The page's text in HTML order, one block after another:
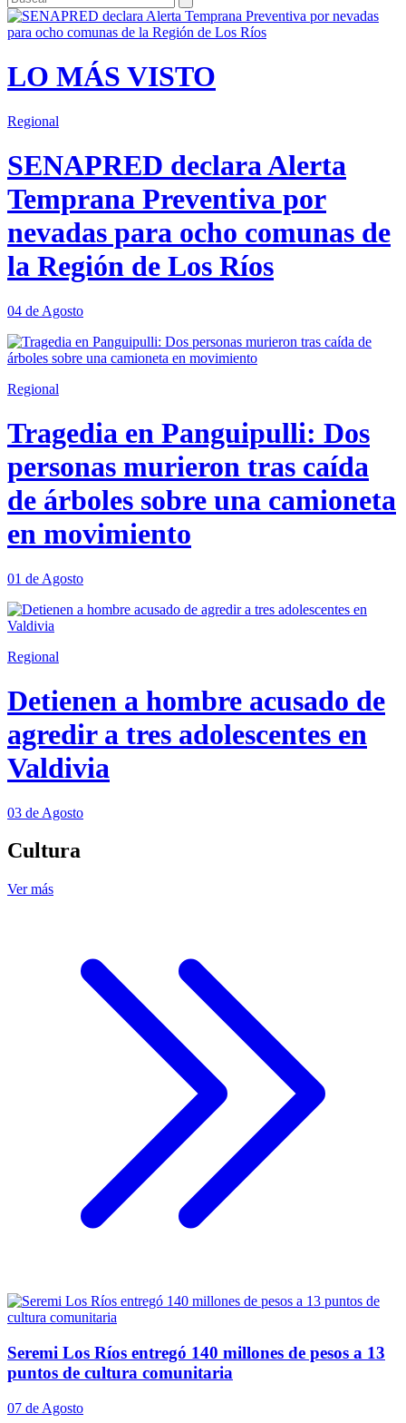
LO MÁS VISTO
Regional
SENAPRED declara Alerta
Temprana Preventiva por
nevadas para ocho comunas de
la Región de Los Ríos
04 de Agosto
Regional
Tragedia en Panguipulli: Dos
personas murieron tras caída
de árboles sobre una camioneta
en movimiento
01 de Agosto
Regional
Detienen a hombre acusado de
agredir a tres adolescentes en
Valdivia
03 de Agosto
Cultura
Ver más
Seremi Los Ríos entregó 140 millones de pesos a 13
puntos de cultura comunitaria
07 de Agosto